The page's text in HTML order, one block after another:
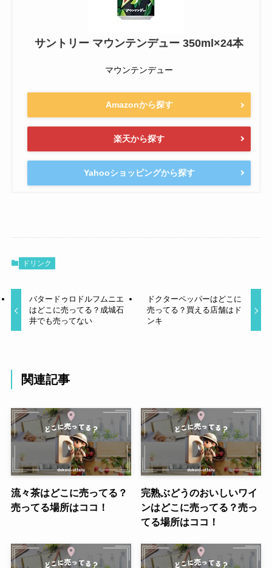
サントリー マウンテンデュー 350ml×24本
マウンテンデュー
Amazonから探す
楽天から探す
Yahooショッピングから探す
ドリンク
バタードゥロドルフムニエ
はどこに売ってる？成城石
井でも売ってない
ドクターペッパーはどこに
売ってる？買える店舗はド
ンキ
関連記事
流々茶はどこに売ってる？
売ってる場所はココ！
完熟ぶどうのおいしいワイ
ンはどこに売ってる？売っ
てる場所はココ！